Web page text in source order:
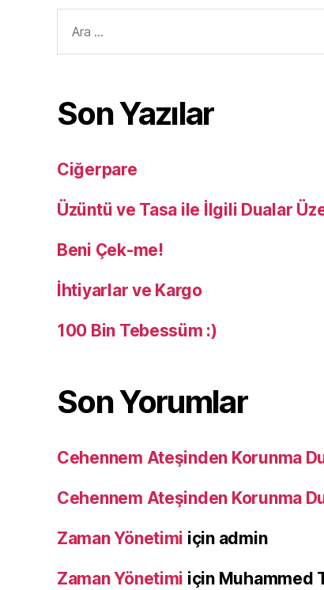
yap:
Son Yazılar
Ciğerpare
Üzüntü ve Tasa ile İlgili Dualar
Beni Çek-me!
İhtiyarlar ve Kargo
100 Bin Tebessüm :)
Son Yorumlar
Cehennem Ateşinden Korunma
Cehennem Ateşinden Korunma
Zaman Yönetimi için admin
Zaman Yönetimi için Muhammed